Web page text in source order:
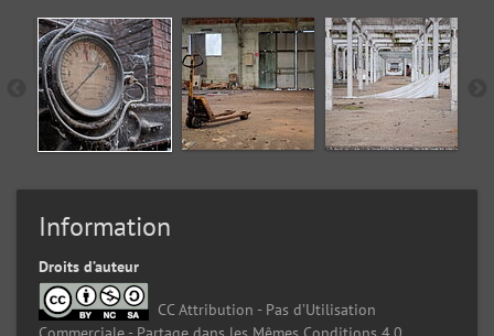
Information
Droits d’auteur
CC Attribution - Pas d’Utilisation